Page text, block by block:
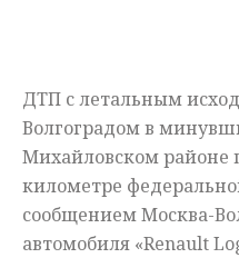
ДТП с летальным
Волгоградом в
Михайловском районе
километре
сообщением Москва-
автомобиля «Renault